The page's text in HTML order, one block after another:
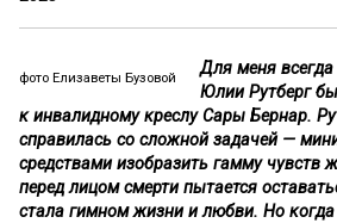
фото Елизаветы Бузовой
Для меня
Юлии Рутберг
к инвалидному креслу Сары Бернар.
справилась со сложной задачей —
средствами изобразить гамму чувств
перед лицом смерти пытается
стала гимном жизни и любви. Но